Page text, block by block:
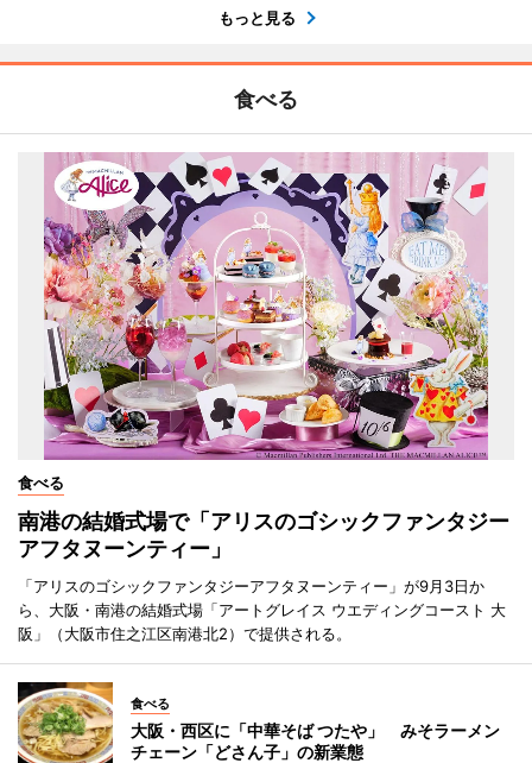
もっと見る
食べる
食べる
南港の結婚式場で「アリスのゴシックファンタジー
アフタヌーンティー」
「アリスのゴシックファンタジーアフタヌーンティー」が9月3日か
ら、大阪・南港の結婚式場「アートグレイス ウエディングコースト 大
阪」（大阪市住之江区南港北2）で提供される。
食べる
大阪・西区に「中華そば つたや」 みそラーメン
チェーン「どさん子」の新業態